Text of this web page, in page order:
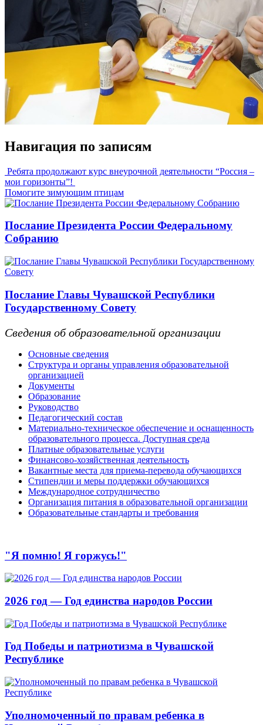
Навигация по записям
Ребята продолжают курс внеурочной деятельности “Россия –
мои горизонты”!
Помогите зимующим птицам
Послание Президента России Федеральному
Собранию
Послание Главы Чувашской Республики
Государственному Совету
Сведения об образовательной организации
Основные сведения
Структура и органы управления образовательной
организацией
Документы
Образование
Руководство
Педагогический состав
Материально-техническое обеспечение и оснащенность
образовательного процесса. Доступная среда
Платные образовательные услуги
Финансово-хозяйственная деятельность
Вакантные места для приема-перевода обучающихся
Стипендии и меры поддержки обучающихся
Международное сотрудничество
Организация питания в образовательной организации
Образовательные стандарты и требования
"Я помню! Я горжусь!"
2026 год — Год единства народов России
Год Победы и патриотизма в Чувашской
Республике
Уполномоченный по правам ребенка в